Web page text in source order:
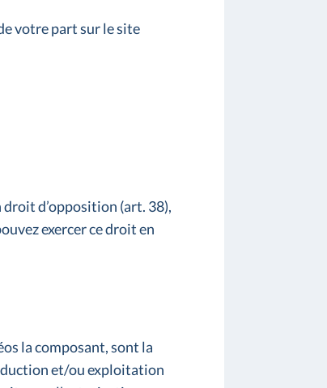
votre part sur le site
d’opposition (art. 38),
exercer ce droit en
la composant, sont la
et/ou exploitation